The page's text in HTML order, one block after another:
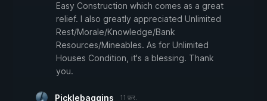
Easy Construction which comes as a great
relief. I also greatly appreciated Unlimited
Rest/Morale/Knowledge/Bank
Resources/Mineables. As for Unlimited
Houses Condition, it's a blessing. Thank
you.
Picklebaggins 11 फ़र.